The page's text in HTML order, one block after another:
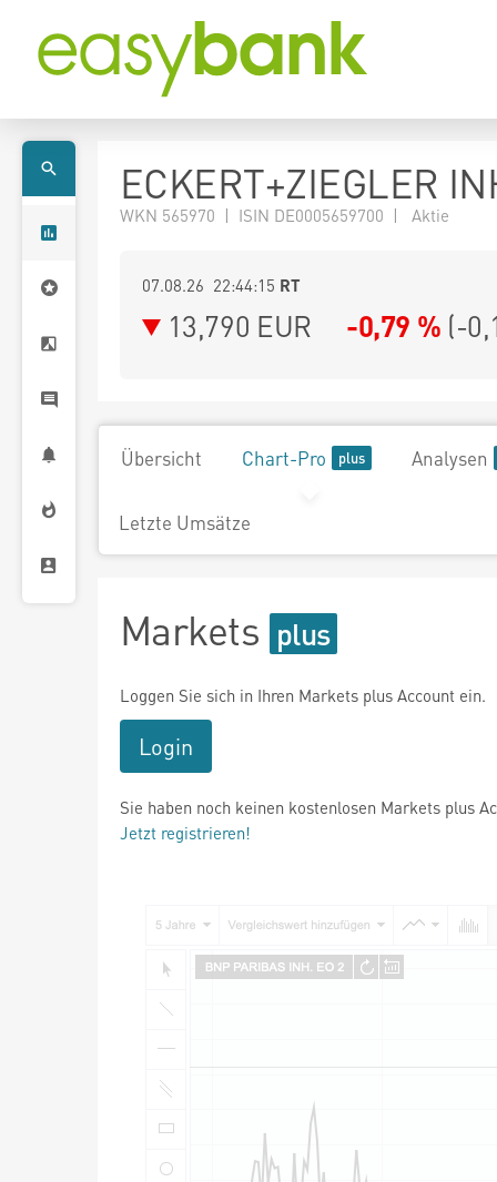
ECKERT+ZIEGLER
WKN 565970 | ISIN DE0005659700 | Aktie
07.08.26 22:44:15 RT
13,790 EUR -0,79 % (-
Übersicht Chart-Pro Analysen
Letzte Umsätze
Markets
Loggen Sie sich in Ihren Markets plus Account ein.
Login
Sie haben noch keinen kostenlosen Markets plus
Jetzt registrieren!